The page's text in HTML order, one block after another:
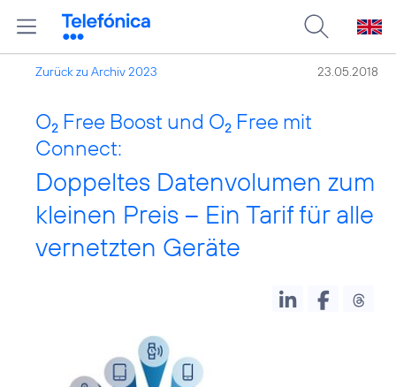
Zurück zu Archiv 2023 23.05.2018
O2 Free Boost und O2 Free mit
Connect:
Doppeltes Datenvolumen zum
kleinen Preis – Ein Tarif für alle
vernetzten Geräte